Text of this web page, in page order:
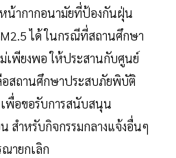
น้ากากอนามัยที่ป้องกันฝุ่น
ได้ ในกรณีที่สถานศึกษา
เพียงพอ ให้ประสานกับศูนย์
อสถานศึกษาประสบภัยพิบัติ
พื่อขอรับการสนับสนุน
สำหรับกิจกรรมกลางแจ้งอื่นๆ
ณายกเลิก